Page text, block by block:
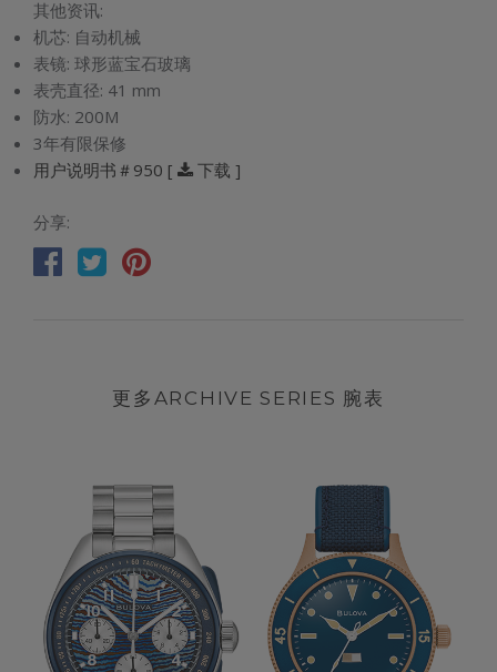
其他资讯:
机芯: 自动机械
表镜: 球形蓝宝石玻璃
表壳直径: 41 mm
防水: 200M
3年有限保修
用户说明书＃950 [
下载 ]
分享:
更多ARCHIVE SERIES 腕表